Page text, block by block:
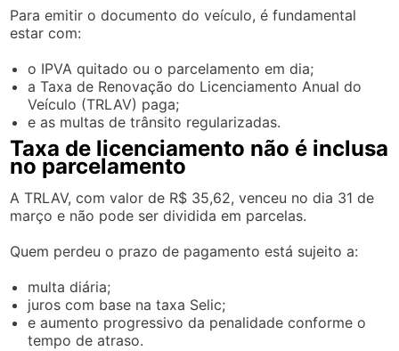
Para emitir o documento do veículo, é fundamental
estar com:
o IPVA quitado ou o parcelamento em dia;
a Taxa de Renovação do Licenciamento Anual do
Veículo (TRLAV) paga;
e as multas de trânsito regularizadas.
Taxa de licenciamento não é inclusa
no parcelamento
A TRLAV, com valor de R$ 35,62, venceu no dia 31 de
março e não pode ser dividida em parcelas.
Quem perdeu o prazo de pagamento está sujeito a:
multa diária;
juros com base na taxa Selic;
e aumento progressivo da penalidade conforme o
tempo de atraso.